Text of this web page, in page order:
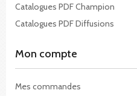
Catalogues PDF Champion
Catalogues PDF Diffusions
Mon compte
Mes commandes